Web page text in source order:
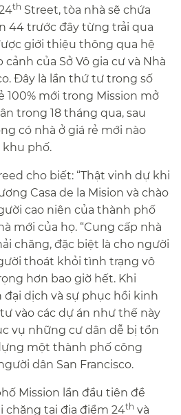
th Street, tòa nhà sẽ chứa
44 trước đây từng trải qua
giới thiệu thông qua hệ
của Sở Vô gia cư và Nhà
Đây là lần thứ tư trong số
100% mới trong Mission mở
trong 18 tháng qua, sau
có nhà ở giá rẻ mới nào
phố.​​
cho biết: “Thật vinh dự khi
Casa de la Mision và chào
cao niên của thành phố
mới của họ. “Cung cấp nhà
chăng, đặc biệt là cho người
thoát khỏi tình trạng vô
hơn bao giờ hết. Khi
dịch và sự phục hồi kinh
vào các dự án như thế này
vụ những cư dân dễ bị tổn
một thành phố công
dân San Francisco.​​
Mission lần đầu tiên đề
chăng tại địa điểm 24th và